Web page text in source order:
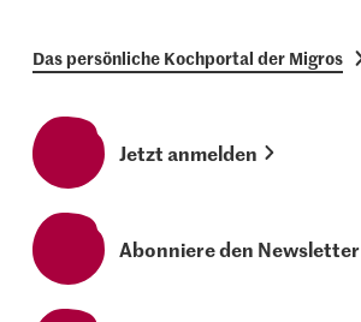
Das persönliche Kochportal der Migros
Jetzt anmelden
Abonniere den Newsletter